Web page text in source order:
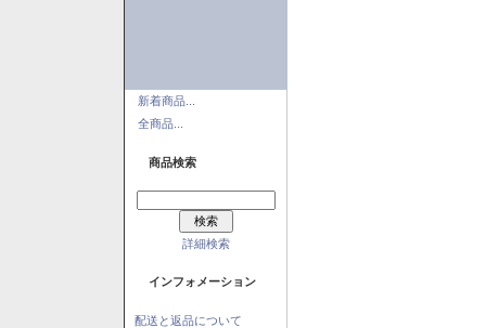
新着商品...
全商品...
商品検索
詳細検索
インフォメーション
配送と返品について